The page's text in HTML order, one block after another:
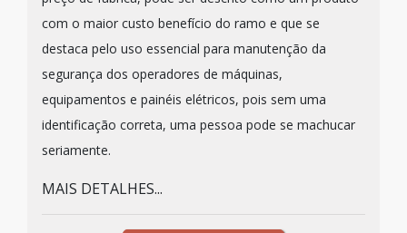
com o maior custo benefício do ramo e que se
destaca pelo uso essencial para manutenção da
segurança dos operadores de máquinas,
equipamentos e painéis elétricos, pois sem uma
identificação correta, uma pessoa pode se machucar
seriamente.
MAIS DETALHES...